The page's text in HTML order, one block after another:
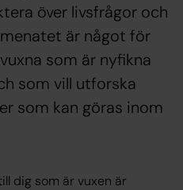
över livsfrågor och
är något för
som är nyfikna
som vill utforska
som kan göras inom
dig som är vuxen är